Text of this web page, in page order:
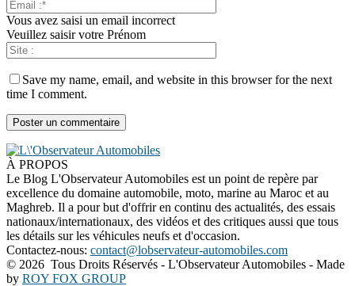
Vous avez saisi un email incorrect
Veuillez saisir votre Prénom
Save my name, email, and website in this browser for the next
time I comment.
À PROPOS
Le Blog L'Observateur Automobiles est un point de repère par
excellence du domaine automobile, moto, marine au Maroc et au
Maghreb. Il a pour but d'offrir en continu des actualités, des essais
nationaux/internationaux, des vidéos et des critiques aussi que tous
les détails sur les véhicules neufs et d'occasion.
Contactez-nous: contact@lobservateur-automobiles.com
© 2026 Tous Droits Réservés - L'Observateur Automobiles - Made
by ROY FOX GROUP